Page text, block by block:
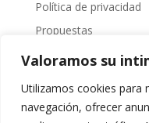
Valoramos su
Utilizamos cookies para
navegación, ofrecer
Política de privacidad
Propuestas
Sobre Nosotros